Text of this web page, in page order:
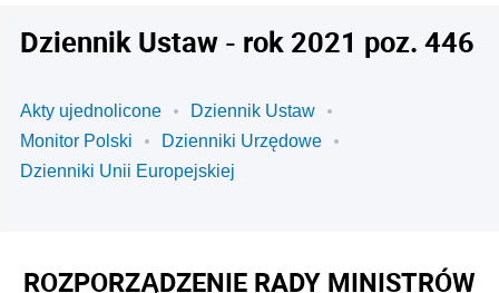
Dziennik Ustaw - rok 2021 poz. 446
Akty ujednolicone
Dziennik Ustaw
Monitor Polski
Dzienniki Urzędowe
Dzienniki Unii Europejskiej
ROZPORZĄDZENIE RADY MINISTRÓW